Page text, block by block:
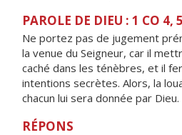
PAROLE DE DIEU : 1 CO 4, 5
Ne portez pas de jugement
la venue du Seigneur, car il
caché dans les ténèbres, et il
intentions secrètes. Alors, la
chacun lui sera donnée par Dieu.
RÉPONS